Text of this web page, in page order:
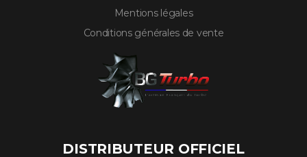
Mentions légales
Conditions générales de vente
DISTRIBUTEUR OFFICIEL